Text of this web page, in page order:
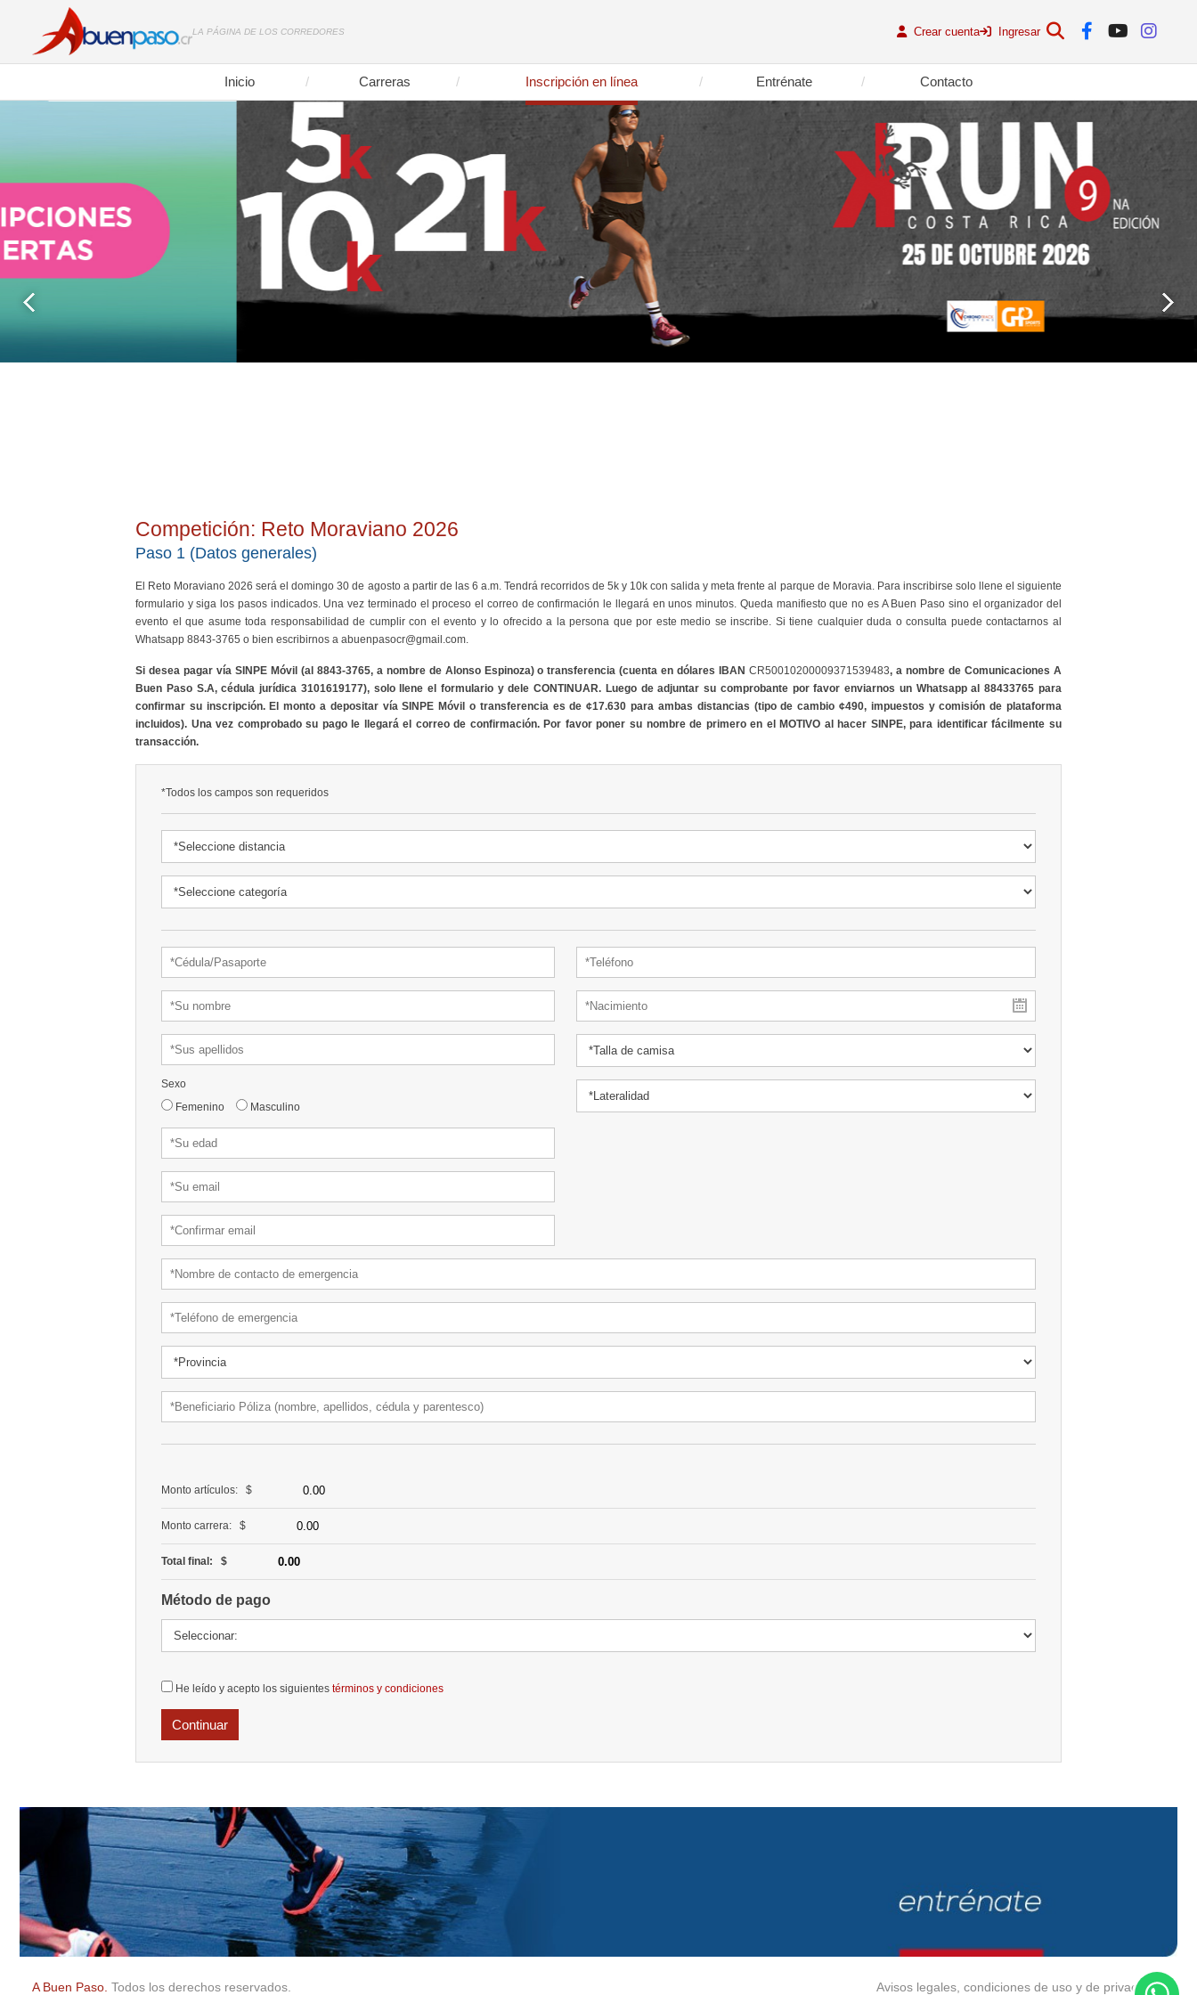
LA PÁGINA DE LOS CORREDORES Crear cuenta Ingresar
Inicio Carreras Inscripción en línea Entrénate Contacto
Competición: Reto Moraviano 2026
Paso 1 (Datos generales)
El Reto Moraviano 2026 será el domingo 30 de agosto a partir de las 6 a.m. Tendrá recorridos de 5k y 10k con salida y meta frente al parque de Moravia. Para inscribirse solo llene el siguiente
formulario y siga los pasos indicados. Una vez terminado el proceso el correo de confirmación le llegará en unos minutos. Queda manifiesto que no es A Buen Paso sino el organizador del
evento el que asume toda responsabilidad de cumplir con el evento y lo ofrecido a la persona que por este medio se inscribe. Si tiene cualquier duda o consulta puede contactarnos al
Whatsapp 8843-3765 o bien escribirnos a abuenpasocr@gmail.com.
Si desea pagar vía SINPE Móvil (al 8843-3765, a nombre de Alonso Espinoza) o transferencia (cuenta en dólares IBANCR50010200009371539483, a nombre de Comunicaciones A
Buen Paso S.A, cédula jurídica 3101619177), solo llene el formulario y dele CONTINUAR. Luego de adjuntar su comprobante por favor enviarnos un Whatsapp al 88433765 para
confirmar su inscripción. El monto a depositar vía SINPE Móvil o transferencia es de ¢17.630 para ambas distancias (tipo de cambio ¢490, impuestos y comisión de plataforma
incluidos). Una vez comprobado su pago le llegará el correo de confirmación. Por favor poner su nombre de primero en el MOTIVO al hacer SINPE, para identificar fácilmente su
transacción.
*Todos los campos son requeridos
Sexo
Femenino
Masculino
Monto artículos: $
Monto carrera: $
Total final: $
Método de pago
He leído y acepto los siguientes términos y condiciones
Avisos legales, condiciones de uso y de privacidad.
A Buen Paso. Todos los derechos reservados.